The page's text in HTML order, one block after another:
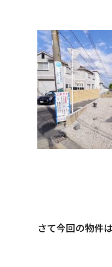
さて今回の物件